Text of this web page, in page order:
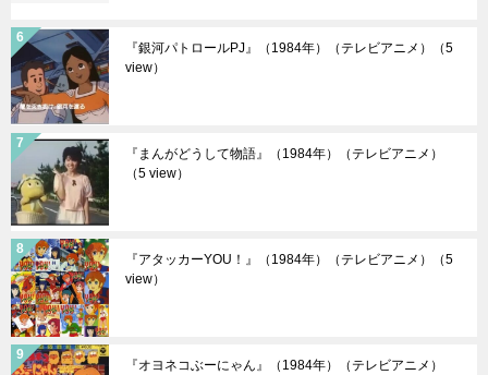
『銀河パトロールPJ』（1984年）（テレビアニメ）
（5
view）
『まんがどうして物語』（1984年）（テレビアニメ）
（5 view）
『アタッカーYOU！』（1984年）（テレビアニメ）
（5
view）
『オヨネコぶーにゃん』（1984年）（テレビアニメ）